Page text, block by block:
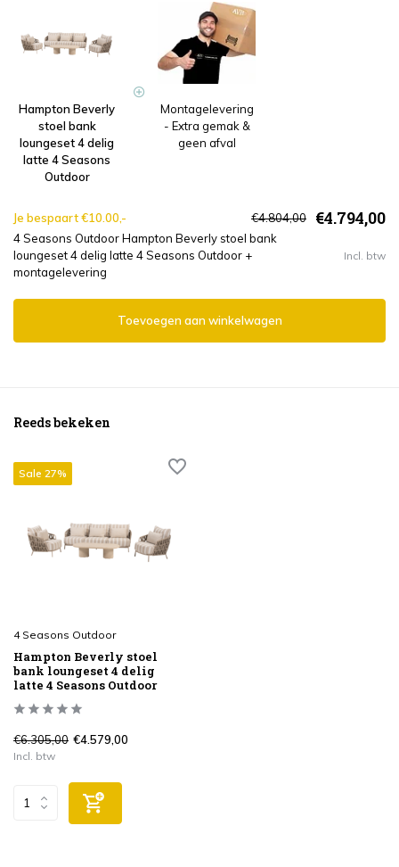
Hampton Beverly
stoel bank
loungeset 4 delig
latte 4 Seasons
Outdoor
Montagelevering
- Extra gemak &
geen afval
Je bespaart €10.00,- €4.804,00 €4.794,00
4 Seasons Outdoor Hampton Beverly stoel bank
loungeset 4 delig latte 4 Seasons Outdoor +
montagelevering
Incl. btw
Toevoegen aan winkelwagen
Reeds bekeken
Sale 27%
4 Seasons Outdoor
Hampton Beverly stoel
bank loungeset 4 delig
latte 4 Seasons Outdoor
€6.305,00 €4.579,00
Incl. btw